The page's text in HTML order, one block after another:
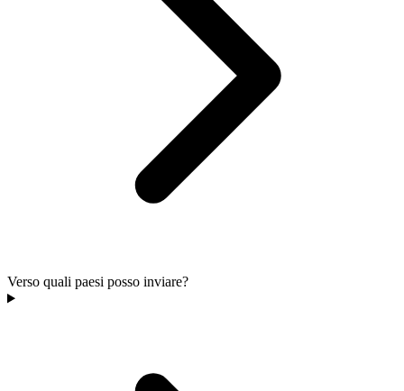
Verso quali paesi posso inviare?